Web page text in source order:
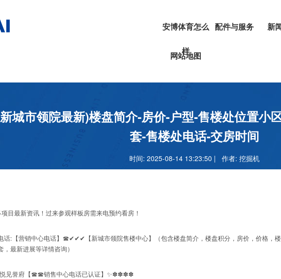
安博体育怎么
样
挖掘机
配件与服务 新
安博
网站地图
城市领院最新)楼盘简介-房价-户型-售楼处位置小
套-售楼处电话-交房时间
时间: 2025-08-14 13:23:50 | 作者: 挖掘机
最新资讯！过来参观样板房需来电预约看房！
:【营销中心电话】☎✔✔✔【新城市领院售楼中心】（包含楼盘简介，楼盘积分，房价，价格，
最新进展等详情咨询）
见誉府【☎☎销售中心电话已认证】✨✽✽✽✽